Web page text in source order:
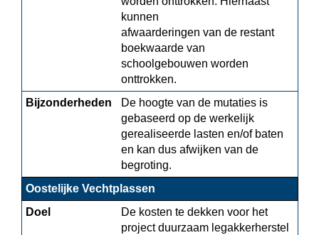
kunnen
afwaarderingen van de restant
boekwaarde van
schoolgebouwen worden
onttrokken.
Bijzonderheden
De hoogte van de mutaties is
gebaseerd op de werkelijk
gerealiseerde lasten en/of baten
en kan dus afwijken van de
begroting.
Oostelijke Vechtplassen
Doel
De kosten te dekken voor het
project duurzaam legakkerherstel